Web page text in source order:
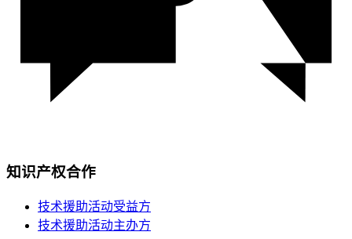
知识产权合作
技术援助活动受益方
技术援助活动主办方